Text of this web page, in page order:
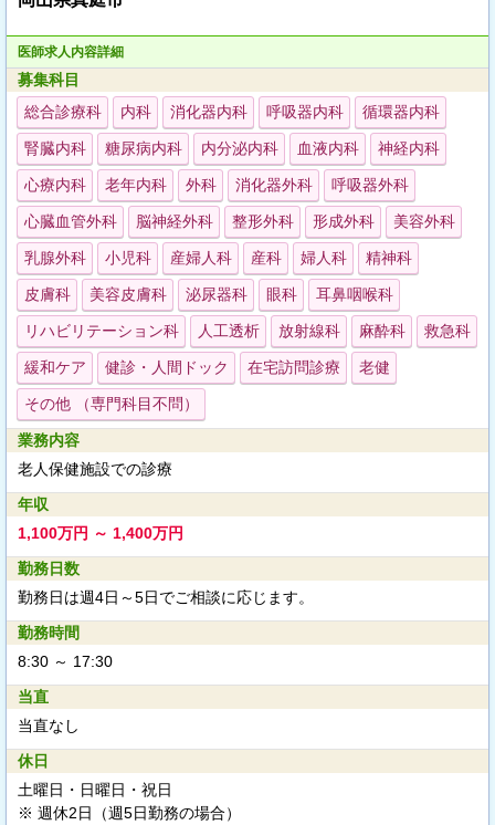
医師求人内容詳細
募集科目
総合診療科
内科 消化器内科 呼吸器内科 循環器内科
腎臓内科 糖尿病内科 内分泌内科 血液内科 神経内科
心療内科 老年内科 外科 消化器外科 呼吸器外科
心臓血管外科 脳神経外科 整形外科 形成外科 美容外科
乳腺外科 小児科 産婦人科 産科 婦人科 精神科
皮膚科 美容皮膚科 泌尿器科 眼科 耳鼻咽喉科
リハビリテーション科 人工透析 放射線科 麻酔科 救急科
緩和ケア 健診・人間ドック 在宅訪問診療 老健
その他 （専門科目不問）
業務内容
老人保健施設での診療
年収
1,100万円 ～ 1,400万円
勤務日数
勤務日は週4日～5日でご相談に応じます。
勤務時間
8:30 ～ 17:30
当直
当直なし
休日
土曜日・日曜日・祝日
※ 週休2日（週5日勤務の場合）